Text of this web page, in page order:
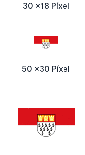
30 x18 Píxel
50 x30 Píxel